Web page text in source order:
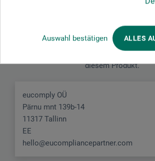
Auswahl bestätigen ALLES
Hersteller-
Hier finden Sie die Kontaktdaten des
diesem Produkt.
eucomply OÜ
Pärnu mnt 139b-14
11317 Tallinn
EE
hello@eucompliancepartner.com